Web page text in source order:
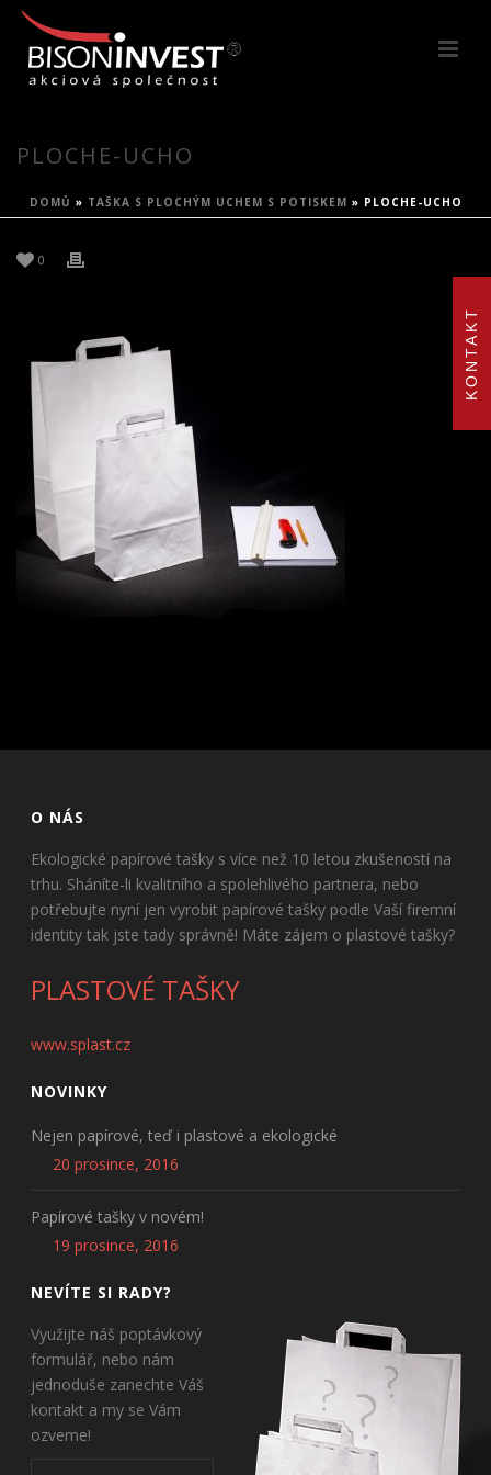
KONTAKT
PLOCHE-UCHO
DOMŮ » TAŠKA S PLOCHÝM UCHEM S POTISKEM » PLOCHE-UCHO
0
O NÁS
Ekologické papírové tašky s více než 10 letou zkušeností na
trhu. Sháníte-li kvalitního a spolehlivého partnera, nebo
potřebujte nyní jen vyrobit papírové tašky podle Vaší firemní
identity tak jste tady správně! Máte zájem o plastové tašky?
PLASTOVÉ TAŠKY
www.splast.cz
NOVINKY
Nejen papírové, teď i plastové a ekologické
20 prosince, 2016
Papírové tašky v novém!
19 prosince, 2016
NEVÍTE SI RADY?
Využijte náš poptávkový
formulář, nebo nám
jednoduše zanechte Váš
kontakt a my se Vám
ozveme!